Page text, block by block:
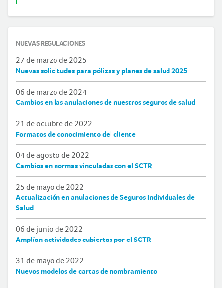
NUEVAS REGULACIONES
27 de marzo de 2025
Nuevas solicitudes para pólizas y planes de salud 2025
06 de marzo de 2024
Cambios en las anulaciones de nuestros seguros de salud
21 de octubre de 2022
Formatos de conocimiento del cliente
04 de agosto de 2022
Cambios en normas vinculadas con el SCTR
25 de mayo de 2022
Actualización en anulaciones de Seguros Individuales de
Salud
06 de junio de 2022
Amplían actividades cubiertas por el SCTR
31 de mayo de 2022
Nuevos modelos de cartas de nombramiento